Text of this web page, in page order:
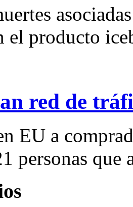
el producto
red de
EU a
personas que